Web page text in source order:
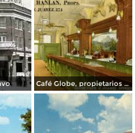
Café Globe, propietarios Mooney & Hanlan